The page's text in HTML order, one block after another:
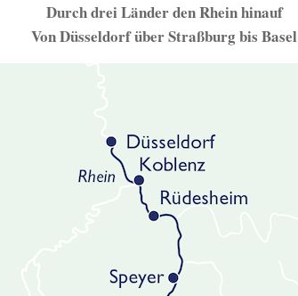
Durch drei Länder den Rhein hinauf
Von Düsseldorf über Straßburg bis Basel